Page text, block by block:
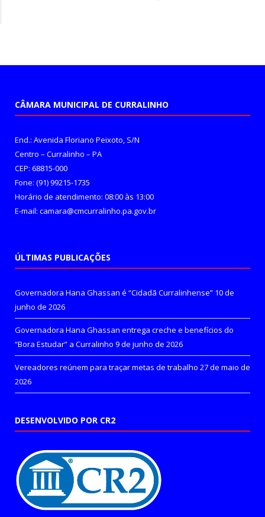
CÂMARA MUNICIPAL DE CURRALINHO
End.: Avenida Floriano Peixoto, S/N
Centro – Curralinho – PA
CEP: 68815-000
Fone: (91) 99215-1735
Horário de atendimento: 08:00 às 13:00
E-mail: camara@cmcurralinho.pa.gov.br
ÚLTIMAS PUBLICAÇÕES
Governadora Hana Ghassan é “Cidadã Curralinhense” 10 de
junho de 2026
Governadora Hana Ghassan entrega creche e benefícios do
“Bora Estudar” a Curralinho 9 de junho de 2026
Vereadores reúnem para traçar metas de trabalho 27 de maio de
2026
DESENVOLVIDO POR CR2